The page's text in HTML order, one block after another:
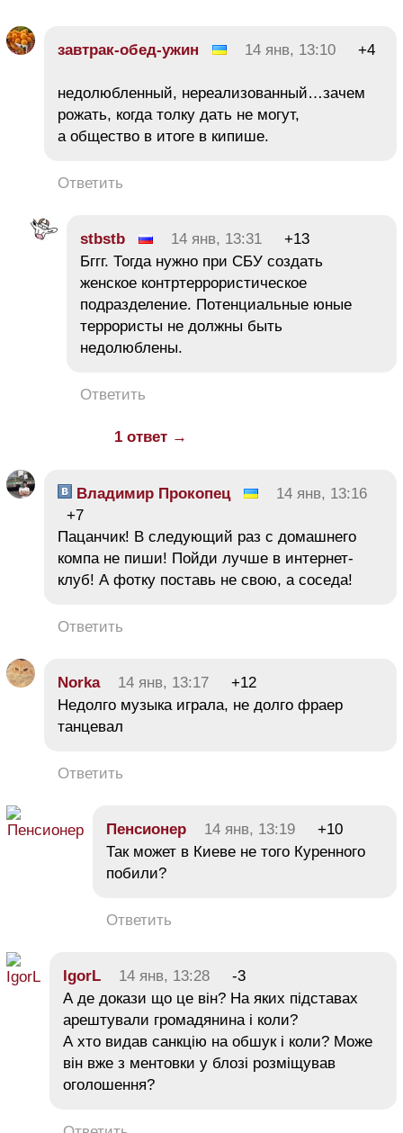
завтрак-обед-ужин 14 янв, 13:10 +4
недолюбленный, нереализованный…зачем
рожать, когда толку дать не могут,
а общество в итоге в кипише.
Ответить
stbstb 14 янв, 13:31
+13
Бггг. Тогда нужно при СБУ создать
женское контртеррористическое
подразделение. Потенциальные юные
террористы не должны быть
недолюблены.
Ответить
1 ответ →
Владимир Прокопец
14 янв, 13:16
+7
Пацанчик! В следующий раз с домашнего
компа не пиши! Пойди лучше в интернет-
клуб! А фотку поставь не свою, а соседа!
Ответить
Norka 14 янв, 13:17
+12
Недолго музыка играла, не долго фраер
танцевал
Ответить
Пeнсионеp 14 янв, 13:19
+10
Так может в Киеве не того Куренного
побили?
Ответить
IgorL 14 янв, 13:28
-3
А де докази що це він? На яких підставах
арештували громадянина і коли?
А хто видав санкцію на обшук і коли? Може
він вже з ментовки у блозі розміщував
оголошення?